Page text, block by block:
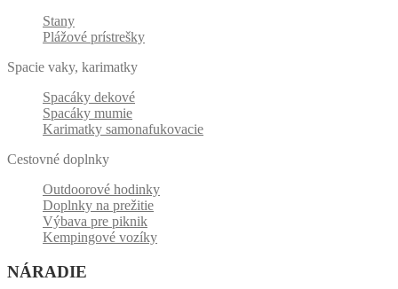
Stany
Plážové prístrešky
Spacie vaky, karimatky
Spacáky dekové
Spacáky mumie
Karimatky samonafukovacie
Cestovné doplnky
Outdoorové hodinky
Doplnky na prežitie
Výbava pre piknik
Kempingové vozíky
NÁRADIE